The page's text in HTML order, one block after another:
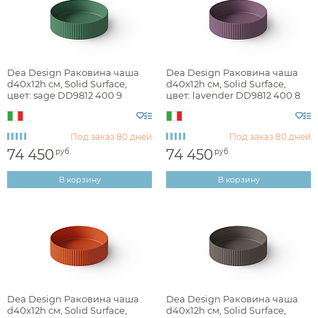
Burlington
Catalano
Cezares
Dea Design
Duravit
Galassia
Geberit
хром
белый
черный
антрацит
нержавеющая сталь
никель
латунь
бронза
Фактура
брашированная
глянцевая
Dea Design Раковина чаша
d40x12h см, Solid Surface,
цвет: sage DD9812 400 9
Под заказ 80 дней
74 450 руб.
В корзину
Dea Design Раковина чаша
d40x12h см, Solid Surface,
цвет: lavender DD9812 400 8
Под заказ 80 дней
74 450 руб.
В корзину
Dea Design Раковина чаша
d40x12h см, Solid Surface,
Dea Design Раковина чаша
d40x12h см, Solid Surface,